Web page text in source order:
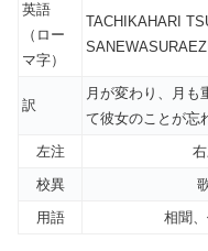
英語
（ロー
マ字）
TACHIKAHARI
訳
月が変わり、月も
て彼女のことが忘
左注
校異
用語
相聞